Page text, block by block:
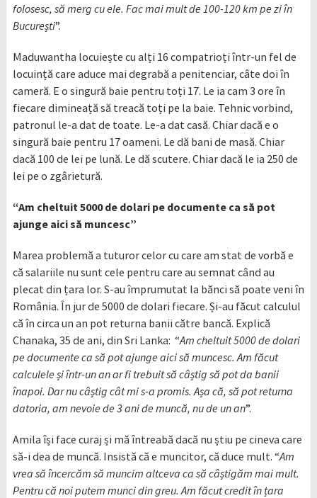
folosesc, să merg cu ele. Fac mai mult de 100-120 km pe zi în
București”.
Maduwantha locuiește cu alți 16 compatrioți într-un fel de
locuință care aduce mai degrabă a penitenciar, câte doi în
cameră. E o singură baie pentru toți 17. Le ia cam 3 ore în
fiecare dimineață să treacă toți pe la baie. Tehnic vorbind,
patronul le-a dat de toate. Le-a dat casă. Chiar dacă e o
singură baie pentru 17 oameni. Le dă bani de masă. Chiar
dacă 100 de lei pe lună. Le dă scutere. Chiar dacă le ia 250 de
lei pe o zgârietură.
“Am cheltuit 5000 de dolari pe documente ca să pot
ajunge aici să muncesc”
Marea problemă a tuturor celor cu care am stat de vorbă e
că salariile nu sunt cele pentru care au semnat când au
plecat din țara lor. S-au împrumutat la bănci să poate veni în
România. În jur de 5000 de dolari fiecare. Și-au făcut calculul
că în circa un an pot returna banii către bancă. Explică
Chanaka, 35 de ani, din Sri Lanka: “Am cheltuit 5000 de dolari
pe documente ca să pot ajunge aici să muncesc. Am făcut
calculele și într-un an ar fi trebuit să câștig să pot da banii
înapoi. Dar nu câștig cât mi s-a promis. Așa că, să pot returna
datoria, am nevoie de 3 ani de muncă, nu de un an”.
Amila își face curaj și mă întreabă dacă nu știu pe cineva care
să-i dea de muncă. Insistă că e muncitor, că duce mult. “Am
vrea să încercăm să muncim altceva ca să câștigăm mai mult.
Pentru că noi putem munci din greu. Am făcut credit în țara